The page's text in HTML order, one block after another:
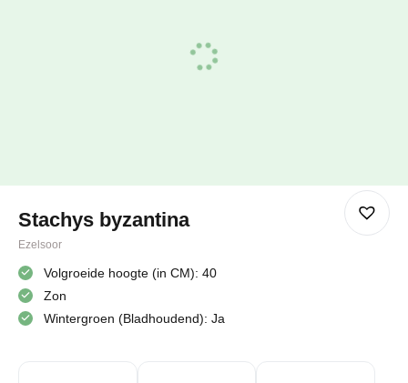
Stachys byzantina
Ezelsoor
Volgroeide hoogte (in CM): 40
Zon
Wintergroen (Bladhoudend): Ja